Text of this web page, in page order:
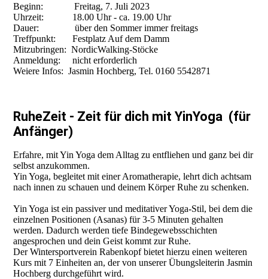
Beginn: Freitag, 7. Juli 2023
Uhrzeit: 18.00 Uhr - ca. 19.00 Uhr
Dauer: über den Sommer immer freitags
Treffpunkt: Festplatz Auf dem Damm
Mitzubringen: NordicWalking-Stöcke
Anmeldung: nicht erforderlich
Weiere Infos: Jasmin Hochberg, Tel. 0160 5542871
RuheZeit - Zeit für dich mit YinYoga (für
Anfänger)
Erfahre, mit Yin Yoga dem Alltag zu entfliehen und ganz bei dir
selbst anzukommen.
Yin Yoga, begleitet mit einer Aromatherapie, lehrt dich achtsam
nach innen zu schauen und deinem Körper Ruhe zu schenken.
Yin Yoga ist ein passiver und meditativer Yoga-Stil, bei dem die
einzelnen Positionen (Asanas) für 3-5 Minuten gehalten
werden. Dadurch werden tiefe Bindegewebsschichten
angesprochen und dein Geist kommt zur Ruhe.
Der Wintersportverein Rabenkopf bietet hierzu einen weiteren
Kurs mit 7 Einheiten an, der von unserer Übungsleiterin Jasmin
Hochberg durchgeführt wird.